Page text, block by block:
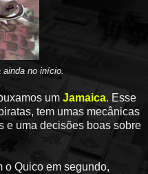
ainda no início.
um Jamaica. Esse
tem umas mecânicas
e uma decisões boas sobre
o Quico em segundo,